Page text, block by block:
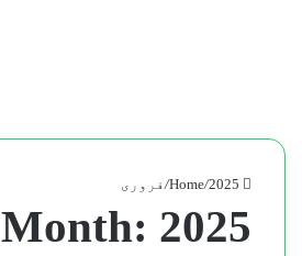
/2025
/فروری
Month: 2025